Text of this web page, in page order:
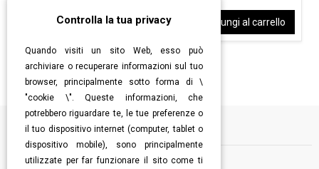
View Aggiungi al carrello
Informazioni
Controlla la tua privacy
Quando visiti un sito Web, esso può
archiviare o recuperare informazioni sul tuo
browser, principalmente sotto forma di \
"cookie \". Queste informazioni, che
potrebbero riguardare te, le tue preferenze o
il tuo dispositivo internet (computer, tablet o
dispositivo mobile), sono principalmente
utilizzate per far funzionare il sito come ti